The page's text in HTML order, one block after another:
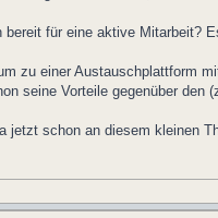
bereit für eine aktive Mitarbeit?
zu einer Austauschplattform
seine Vorteile gegenüber den
jetzt schon an diesem kleinen